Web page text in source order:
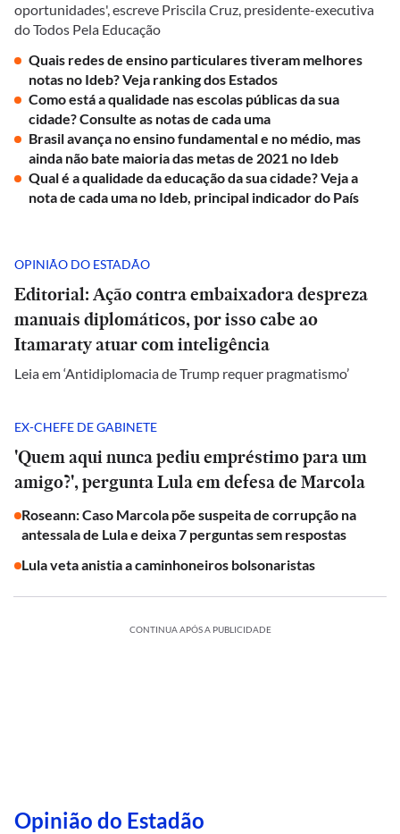
oportunidades', escreve Priscila Cruz, presidente-executiva
do Todos Pela Educação
Quais redes de ensino particulares tiveram melhores
notas no Ideb? Veja ranking dos Estados
Como está a qualidade nas escolas públicas da sua
cidade? Consulte as notas de cada uma
Brasil avança no ensino fundamental e no médio, mas
ainda não bate maioria das metas de 2021 no Ideb
Qual é a qualidade da educação da sua cidade? Veja a
nota de cada uma no Ideb, principal indicador do País
OPINIÃO DO ESTADÃO
Editorial: Ação contra embaixadora despreza
manuais diplomáticos, por isso cabe ao
Itamaraty atuar com inteligência
Leia em ‘Antidiplomacia de Trump requer pragmatismo’
EX-CHEFE DE GABINETE
'Quem aqui nunca pediu empréstimo para um
amigo?', pergunta Lula em defesa de Marcola
Roseann: Caso Marcola põe suspeita de corrupção na
antessala de Lula e deixa 7 perguntas sem respostas
Lula veta anistia a caminhoneiros bolsonaristas
CONTINUA APÓS A PUBLICIDADE
Opinião do Estadão